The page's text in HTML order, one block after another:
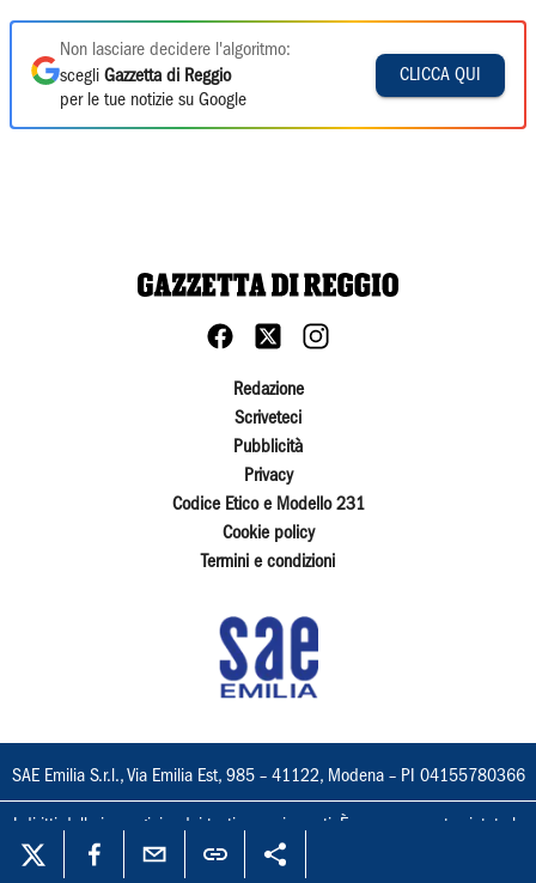
Non lasciare decidere l'algoritmo:
scegli Gazzetta di Reggio
per le tue notizie su Google
CLICCA QUI
Redazione
Scriveteci
Pubblicità
Privacy
Codice Etico e Modello 231
Cookie policy
Termini e condizioni
SAE Emilia S.r.l., Via Emilia Est, 985 – 41122, Modena – PI 04155780366
I diritti delle immagini e dei testi sono riservati. È espressamente vietata la
loro riproduzione con qualsiasi mezzo e l'adattamento totale o parziale.